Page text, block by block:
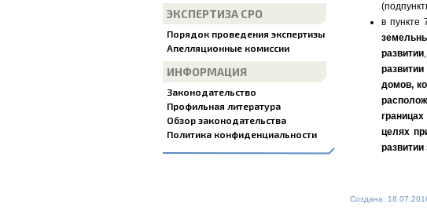
ЭКСПЕРТИЗА СРО
Порядок проведения экспертизы
Апелляционные комиссии
ИНФОРМАЦИЯ
Законодательство
Профильная литература
Обзор законодательства
Политика конфиденциальности
в пункте
развитии,
домов,
целях
развитии
Создана: